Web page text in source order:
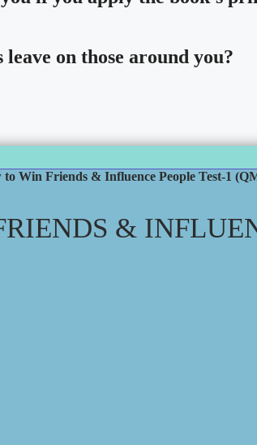
on those around you?
Win Friends & Influence People Test-1
&